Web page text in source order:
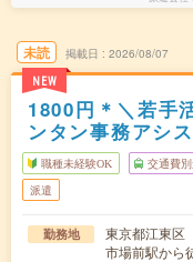
未読
NEW
掲載日 2026/08/07
1800円＊＼若手
ンタン事務アシ
職種未経験OK 交通費
派遣
勤務地
東京都江東区
市場前駅から